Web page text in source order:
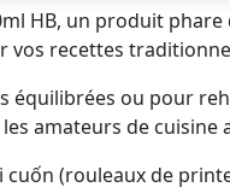
HB, un produit
vos recettes
équilibrées ou pour
amateurs de cuisine
(rouleaux de